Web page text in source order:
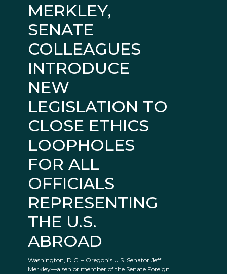
MERKLEY,
SENATE
COLLEAGUES
INTRODUCE
NEW
LEGISLATION TO
CLOSE ETHICS
LOOPHOLES
FOR ALL
OFFICIALS
REPRESENTING
THE U.S.
ABROAD
Washington, D.C. – Oregon’s U.S. Senator Jeff
Merkley—a senior member of the Senate Foreign